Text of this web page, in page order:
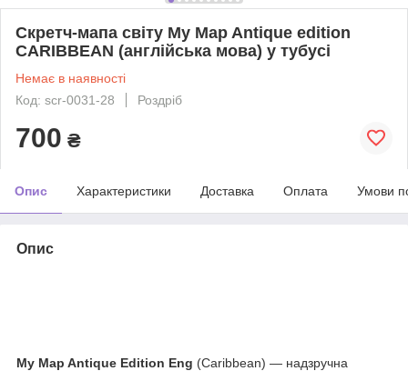
Скретч-мапа світу My Map Antique edition
CARIBBEAN (англійська мова) у тубусі
Немає в наявності
Код: scr-0031-28
Роздріб
700 ₴
Опис Характеристики Доставка Оплата Умови
Опис
My Map Antique Edition Eng (Caribbean) — надзручна